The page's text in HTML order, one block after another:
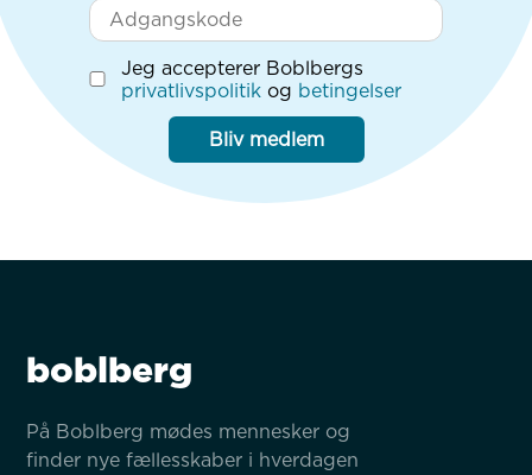
Jeg accepterer Boblbergs
privatlivspolitik og betingelser
Bliv medlem
boblberg
På Boblberg mødes mennesker og
finder nye fællesskaber i hverdagen